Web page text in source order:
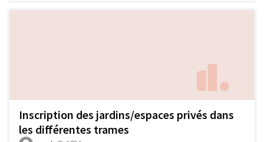
Inscription des jardins/espaces privés dans
les différentes trames